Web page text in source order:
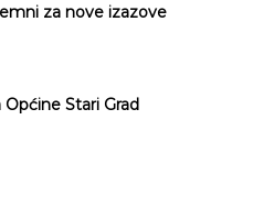
za nove izazove
Stari Grad